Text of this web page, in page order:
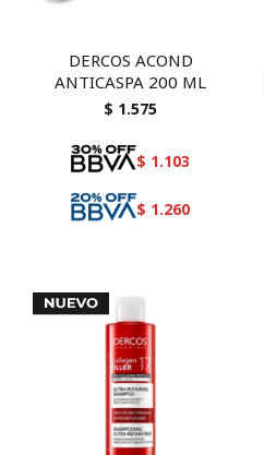
DERCOS ACOND
ANTICASPA 200 ML
$ 1.575
$ 1.103
$ 1.260